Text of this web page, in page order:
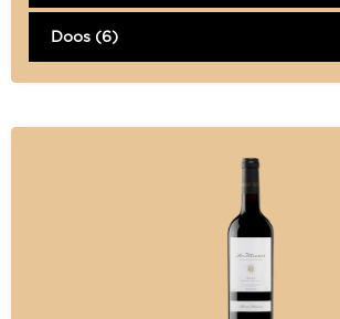
Doos (6)